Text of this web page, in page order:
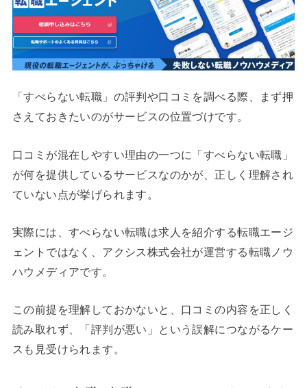
「すべらない転職」の評判や口コミを調べる際、まず押
さえておきたいのがサービスの位置づけです。
口コミが混在しやすい理由の一つに「すべらない転職」
が何を提供しているサービスなのかが、正しく理解され
ていない点が挙げられます。
実際には、すべらない転職は求人を紹介する転職エージ
ェントではなく、アクシス株式会社が運営する転職ノウ
ハウメディアです。
この前提を理解しておかないと、口コミの内容を正しく
読み取れず、「評判が悪い」という誤解につながるケー
スも見受けられます。